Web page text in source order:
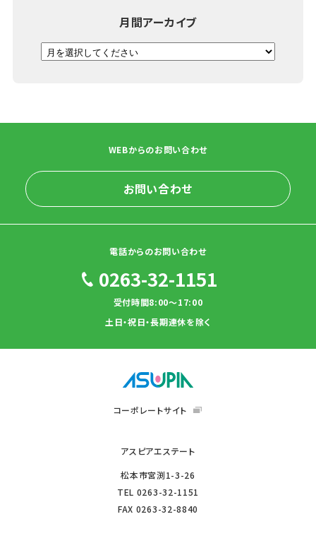
月間アーカイブ
WEBからのお問い合わせ
お問い合わせ
電話からのお問い合わせ
0263-32-1151
受付時間8:00～17:00
土日・祝日・長期連休を除く
コーポレートサイト
アスピアエステート
松本市宮渕1-3-26
TEL 0263-32-1151
FAX 0263-32-8840